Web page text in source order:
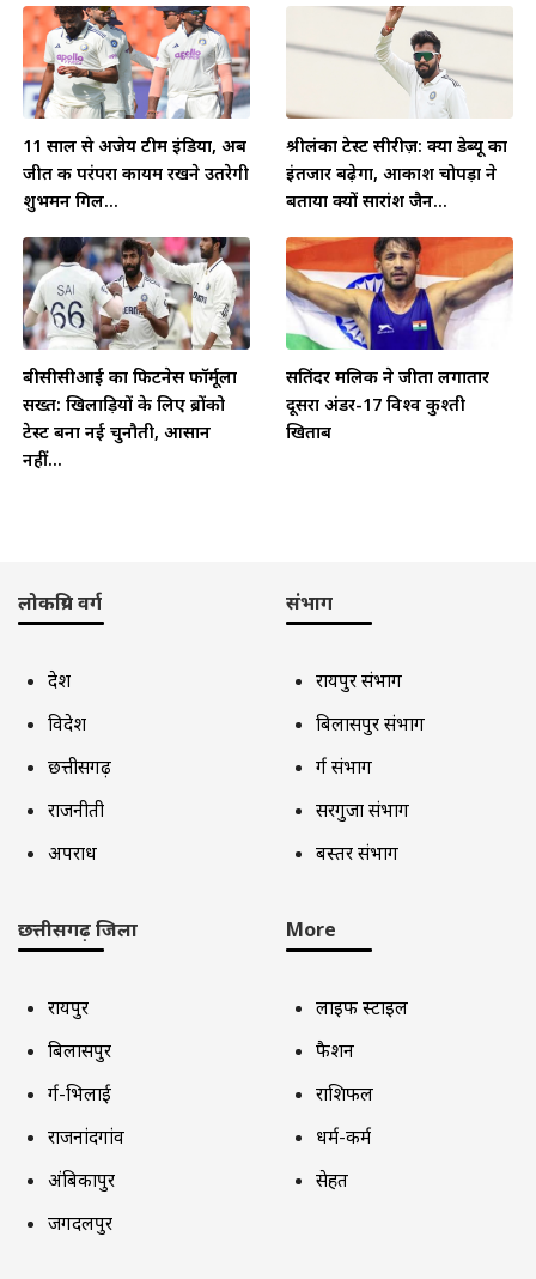
11 साल से अजेय टीम इंडिया, अब
जीत की परंपरा कायम रखने उतरेगी
शुभमन गिल...
श्रीलंका टेस्ट सीरीज़: क्या डेब्यू का
इंतजार बढ़ेगा, आकाश चोपड़ा ने
बताया क्यों सारांश जैन...
बीसीसीआई का फिटनेस फॉर्मूला
सख्त: खिलाड़ियों के लिए ब्रोंको
टेस्ट बना नई चुनौती, आसान
नहीं...
सतिंदर मलिक ने जीता लगातार
दूसरा अंडर-17 विश्व कुश्ती
खिताब
लोकप्रिय वर्ग
देश
विदेश
छत्तीसगढ़
राजनीती
अपराध
संभाग
रायपुर संभाग
बिलासपुर संभाग
दुर्ग संभाग
सरगुजा संभाग
बस्तर संभाग
छत्तीसगढ़ जिला
रायपुर
बिलासपुर
दुर्ग-भिलाई
राजनांदगांव
अंबिकापुर
जगदलपुर
More
लाइफ स्टाइल
फैशन
राशिफल
धर्म-कर्म
सेहत